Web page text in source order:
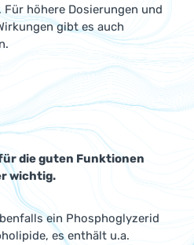
höhere Dosierungen und
gibt es auch
die guten Funktionen
wichtig.
ein Phosphoglyzerid
es enthält u.a.